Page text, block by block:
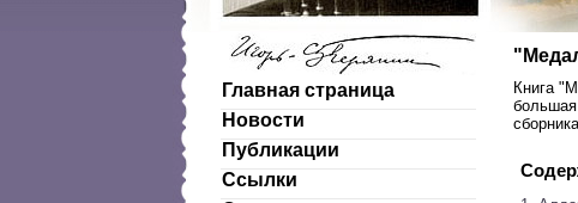
Главная страница
Новости
Публикации
Ссылки
Книга
большая